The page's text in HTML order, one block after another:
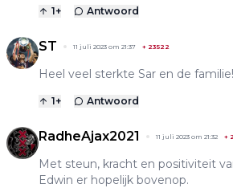
1+ Antwoord
ST 11 juli 2023 om 21:37 + 23522
Heel veel sterkte Sar en de familie!
1+ Antwoord
RadheAjax2021 11 juli 2023 om 21:32 +
Met steun, kracht en positiviteit
Edwin er hopelijk bovenop.